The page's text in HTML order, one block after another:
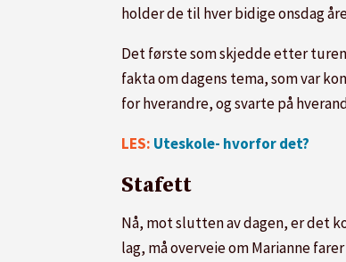
holder de til hver bidige onsdag
Det første som skjedde etter
fakta om dagens tema, som var
for hverandre, og svarte på
LES: Uteskole- hvorfor det?
Stafett
Nå, mot slutten av dagen, er det
lag, må overveie om Marianne